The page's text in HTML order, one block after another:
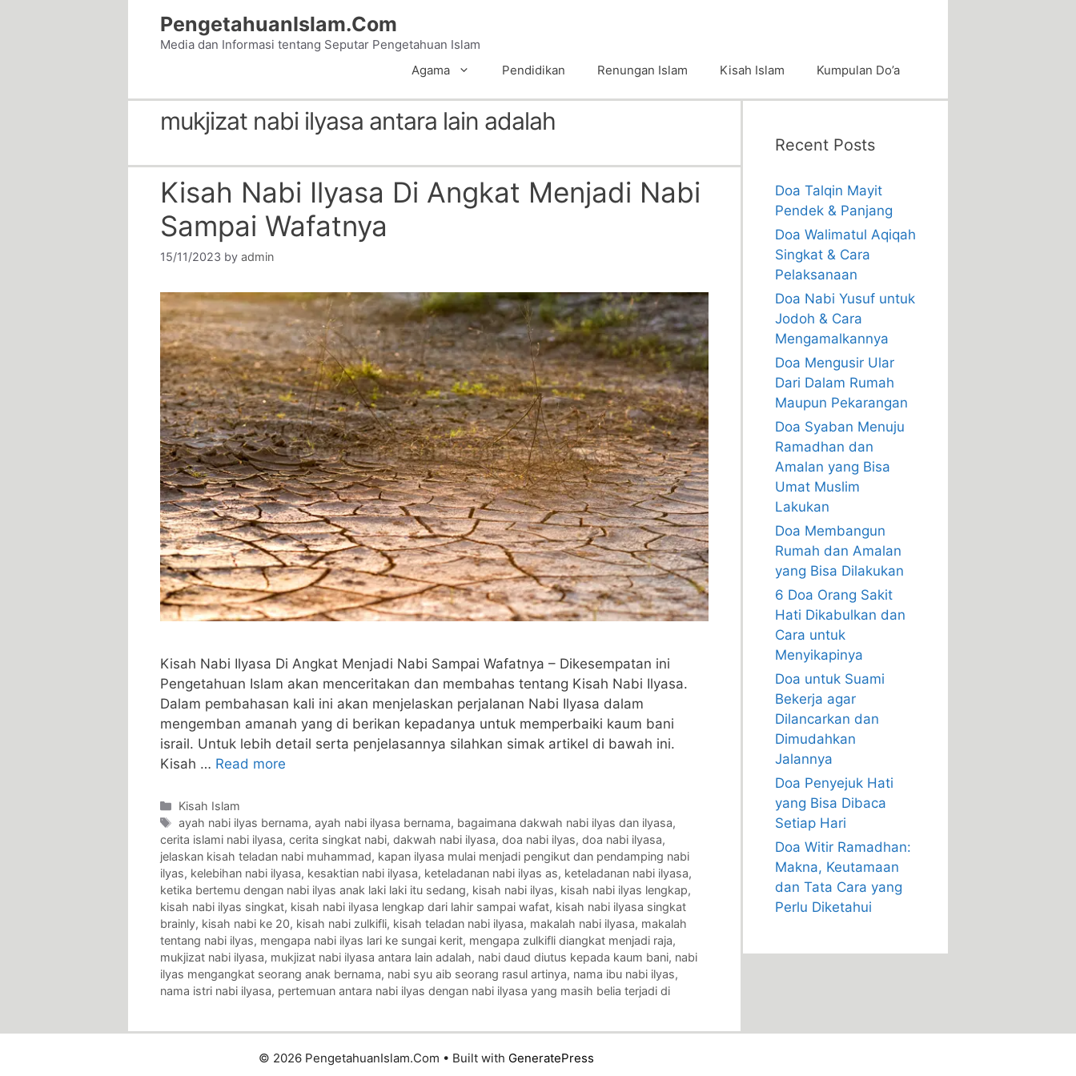
PengetahuanIslam.Com
Media dan Informasi tentang Seputar Pengetahuan Islam
Agama
Pendidikan Renungan Islam Kisah Islam Kumpulan Do’a
mukjizat nabi ilyasa antara lain adalah
Kisah Nabi Ilyasa Di Angkat Menjadi Nabi
Sampai Wafatnya
15/11/2023 by admin
Kisah Nabi Ilyasa Di Angkat Menjadi Nabi Sampai Wafatnya – Dikesempatan ini
Pengetahuan Islam akan menceritakan dan membahas tentang Kisah Nabi Ilyasa.
Dalam pembahasan kali ini akan menjelaskan perjalanan Nabi Ilyasa dalam
mengemban amanah yang di berikan kepadanya untuk memperbaiki kaum bani
israil. Untuk lebih detail serta penjelasannya silahkan simak artikel di bawah ini.
Kisah … Read more
Categories
Kisah Islam
Tags
ayah nabi ilyas bernama,ayah nabi ilyasa bernama, bagaimana dakwah nabi ilyas dan ilyasa,
cerita islami nabi ilyasa, cerita singkat nabi, dakwah nabi ilyasa, doa nabi ilyas, doa nabi ilyasa,
jelaskan kisah teladan nabi muhammad, kapan ilyasa mulai menjadi pengikut dan pendamping nabi
ilyas, kelebihan nabi ilyasa, kesaktian nabi ilyasa, keteladanan nabi ilyas as, keteladanan nabi ilyasa,
ketika bertemu dengan nabi ilyas anak laki laki itu sedang, kisah nabi ilyas, kisah nabi ilyas lengkap,
kisah nabi ilyas singkat, kisah nabi ilyasa lengkap dari lahir sampai wafat, kisah nabi ilyasa singkat
brainly, kisah nabi ke 20, kisah nabi zulkifli, kisah teladan nabi ilyasa, makalah nabi ilyasa, makalah
tentang nabi ilyas, mengapa nabi ilyas lari ke sungai kerit, mengapa zulkifli diangkat menjadi raja,
mukjizat nabi ilyasa, mukjizat nabi ilyasa antara lain adalah, nabi daud diutus kepada kaum bani, nabi
ilyas mengangkat seorang anak bernama, nabi syu aib seorang rasul artinya, nama ibu nabi ilyas,
nama istri nabi ilyasa, pertemuan antara nabi ilyas dengan nabi ilyasa yang masih belia terjadi di
Recent Posts
Doa Talqin Mayit
Pendek & Panjang
Doa Walimatul Aqiqah
Singkat & Cara
Pelaksanaan
Doa Nabi Yusuf untuk
Jodoh & Cara
Mengamalkannya
Doa Mengusir Ular
Dari Dalam Rumah
Maupun Pekarangan
Doa Syaban Menuju
Ramadhan dan
Amalan yang Bisa
Umat Muslim
Lakukan
Doa Membangun
Rumah dan Amalan
yang Bisa Dilakukan
6 Doa Orang Sakit
Hati Dikabulkan dan
Cara untuk
Menyikapinya
Doa untuk Suami
Bekerja agar
Dilancarkan dan
Dimudahkan
Jalannya
Doa Penyejuk Hati
yang Bisa Dibaca
Setiap Hari
Doa Witir Ramadhan:
Makna, Keutamaan
dan Tata Cara yang
Perlu Diketahui
© 2026 PengetahuanIslam.Com • Built with GeneratePress